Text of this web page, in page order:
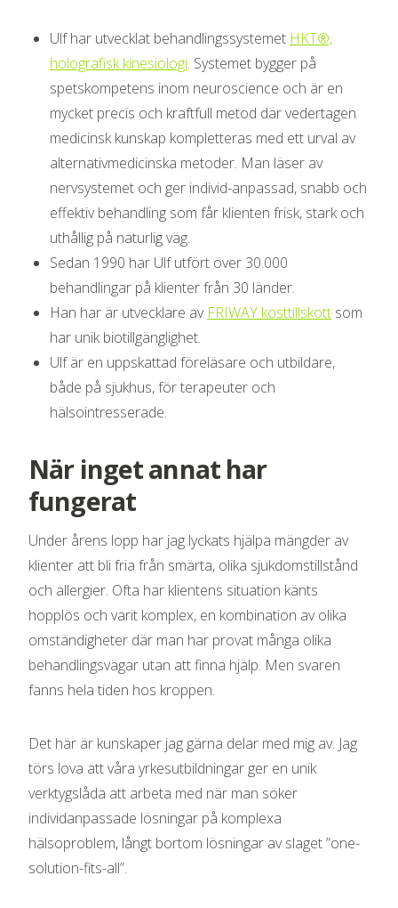
Ulf har utvecklat behandlingssystemet HKT®,
holografisk kinesiologi. Systemet bygger på
spetskompetens inom neuroscience och är en
mycket precis och kraftfull metod där vedertagen
medicinsk kunskap kompletteras med ett urval av
alternativmedicinska metoder. Man läser av
nervsystemet och ger individ-anpassad, snabb och
effektiv behandling som får klienten frisk, stark och
uthållig på naturlig väg.
Sedan 1990 har Ulf utfört över 30.000
behandlingar på klienter från 30 länder.
Han har är utvecklare av FRIWAY kosttillskott som
har unik biotillgänglighet.
Ulf är en uppskattad föreläsare och utbildare,
både på sjukhus, för terapeuter och
hälsointresserade.
När inget annat har
fungerat
Under årens lopp har jag lyckats hjälpa mängder av
klienter att bli fria från smärta, olika sjukdomstillstånd
och allergier. Ofta har klientens situation känts
hopplös och varit komplex, en kombination av olika
omständigheter där man har provat många olika
behandlingsvägar utan att finna hjälp. Men svaren
fanns hela tiden hos kroppen.
Det här är kunskaper jag gärna delar med mig av. Jag
törs lova att våra yrkesutbildningar ger en unik
verktygslåda att arbeta med när man söker
individanpassade lösningar på komplexa
hälsoproblem, långt bortom lösningar av slaget ”one-
solution-fits-all”.